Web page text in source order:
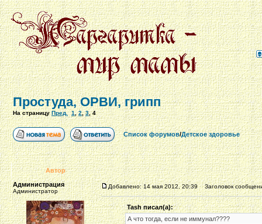
Простуда, ОРВИ, грипп
На страницуПред. 1,2,3,4
Список форумов/Детское здоровье
Автор
Администрация
Администратор
Добавлено: 14 мая 2012, 20:39 Заголовок
Tash писал(а):
А что тогда, если не иммунал????